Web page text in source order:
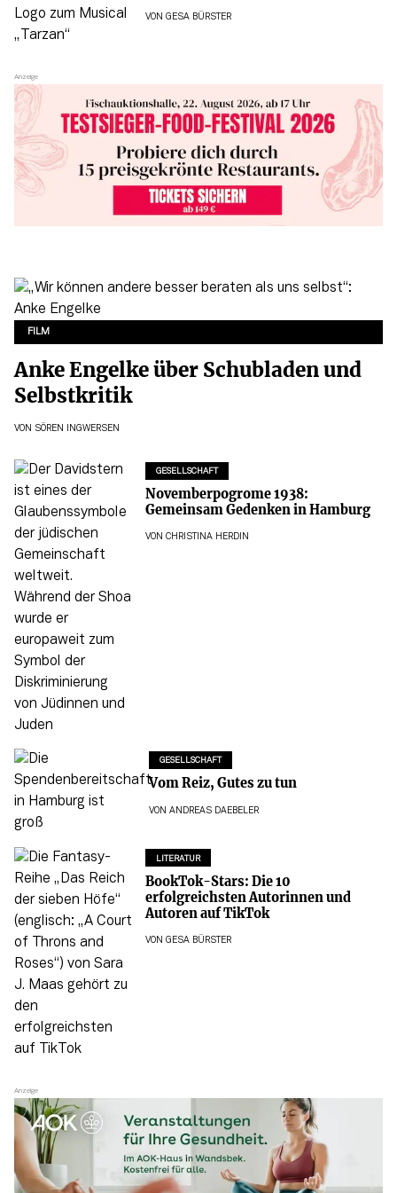
VON GESA BÜRSTER
FILM
Anke Engelke über Schubladen und
Selbstkritik
VON SÖREN INGWERSEN
GESELLSCHAFT
Novemberpogrome 1938:
Gemeinsam Gedenken in Hamburg
VON CHRISTINA HERDIN
GESELLSCHAFT
Vom Reiz, Gutes zu tun
VON ANDREAS DAEBELER
LITERATUR
BookTok-Stars: Die 10
erfolgreichsten Autorinnen und
Autoren auf TikTok
VON GESA BÜRSTER